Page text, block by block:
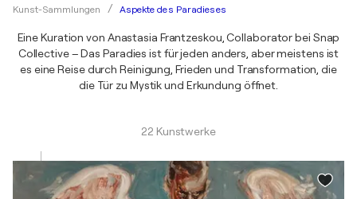
Kunst-Sammlungen Aspekte des Paradieses
Eine Kuration von Anastasia Frantzeskou, Collaborator bei Snap
Collective – Das Paradies ist für jeden anders, aber meistens ist
es eine Reise durch Reinigung, Frieden und Transformation, die
die Tür zu Mystik und Erkundung öffnet.
22 Kunstwerke